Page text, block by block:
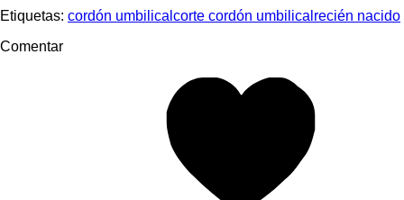
Etiquetas: cordón umbilical corte cordón umbilical recién nacido
Comentar